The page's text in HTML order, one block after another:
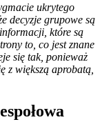
ukrytego
decyzje grupowe są
które są
to, co jest znane
się tak, ponieważ
z większą aprobatą,